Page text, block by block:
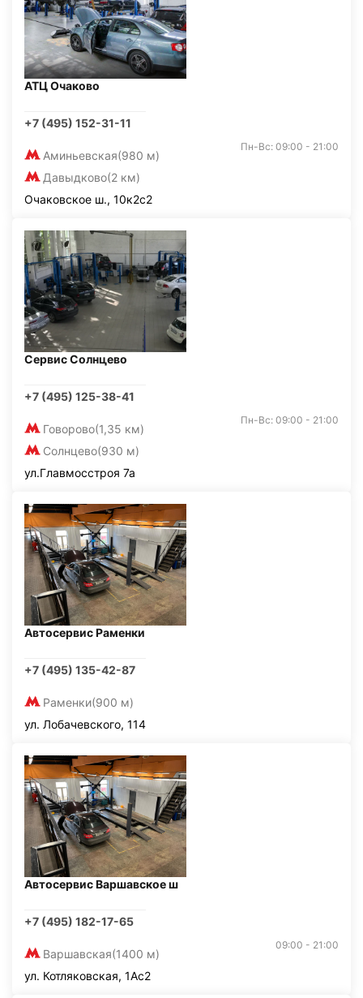
АТЦ Очаково
+7 (495) 152-31-11
Аминьевская(980 м)
Давыдково(2 км)
Пн-Вс: 09:00 - 21:00
Очаковское ш., 10к2с2
Сервис Солнцево
+7 (495) 125-38-41
Говорово(1,35 км)
Солнцево(930 м)
Пн-Вс: 09:00 - 21:00
ул.Главмосстроя 7а
Автосервис Раменки
+7 (495) 135-42-87
Раменки(900 м)
ул. Лобачевского, 114
Автосервис Варшавское ш
+7 (495) 182-17-65
Варшавская(1400 м)
09:00 - 21:00
ул. Котляковская, 1Ас2